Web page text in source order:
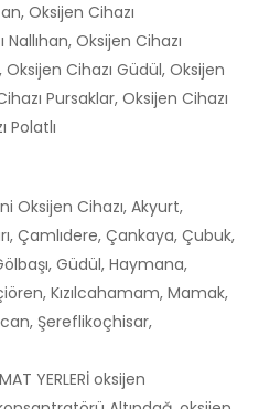
Oksijen Cihazı
Oksijen Cihazı
Cihazı Güdül, Oksijen
Pursaklar, Oksijen Cihazı
Polatlı
Oksijen Cihazı, Akyurt,
Çamlıdere, Çankaya, Çubuk,
Güdül, Haymana,
Kızılcahamam, Mamak,
Şereflikoçhisar,
YERLERİ oksijen